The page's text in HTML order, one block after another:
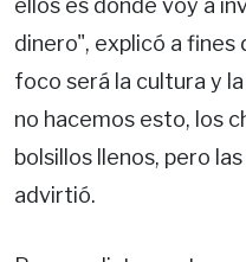
ellos es donde voy a
dinero", explicó a fines
foco será la cultura y
no hacemos esto, los
bolsillos llenos, pero
advirtió.